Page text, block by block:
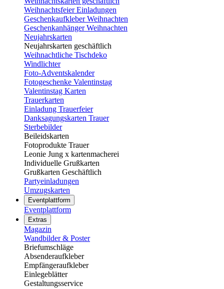
Weihnachtsfeier Einladungen
Geschenkaufkleber Weihnachten
Geschenkanhänger Weihnachten
Neujahrskarten
Neujahrskarten geschäftlich
Weihnachtliche Tischdeko
Windlichter
Foto-Adventskalender
Fotogeschenke Valentinstag
Valentinstag Karten
Trauerkarten
Einladung Trauerfeier
Danksagungskarten Trauer
Sterbebilder
Beileidskarten
Fotoprodukte Trauer
Leonie Jung x kartenmacherei
Individuelle Grußkarten
Grußkarten Geschäftlich
Partyeinladungen
Umzugskarten
Eventplattform
Eventplattform
Extras
Magazin
Wandbilder & Poster
Briefumschläge
Absenderaufkleber
Empfängeraufkleber
Einlegeblätter
Gestaltungsservice